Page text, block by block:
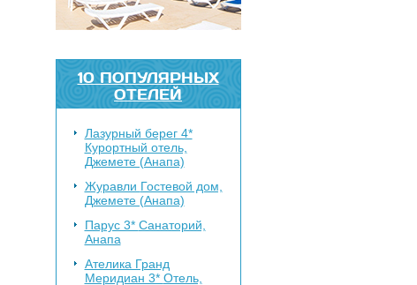
10 ПОПУЛЯРНЫХ
ОТЕЛЕЙ
Лазурный берег 4*
Курортный отель,
Джемете (Анапа)
Журавли Гостевой дом,
Джемете (Анапа)
Парус 3* Санаторий,
Анапа
Ателика Гранд
Меридиан 3* Отель,